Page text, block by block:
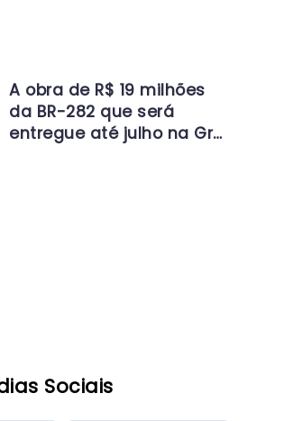
A obra de R$ 19 milhões
da BR-282 que será
entregue até julho na Gr…
Sociais